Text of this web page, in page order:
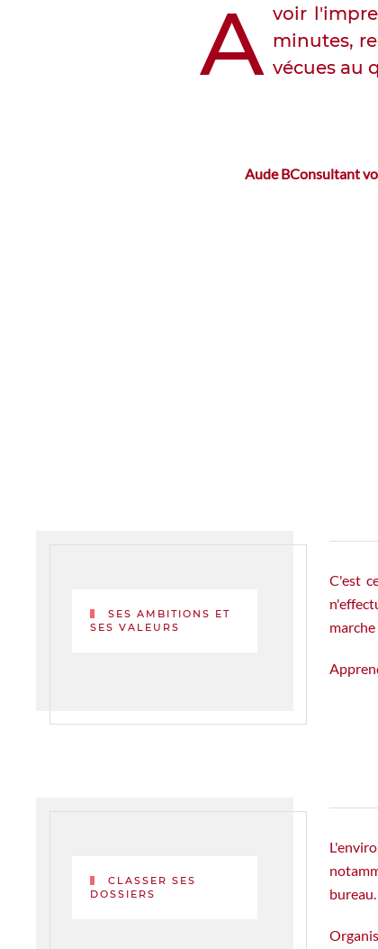
A voir
minutes,
vécues au
Aude BConsultant
SES AMBITIONS ET
SES VALEURS
C'est
CLASSER SES
DOSSIERS